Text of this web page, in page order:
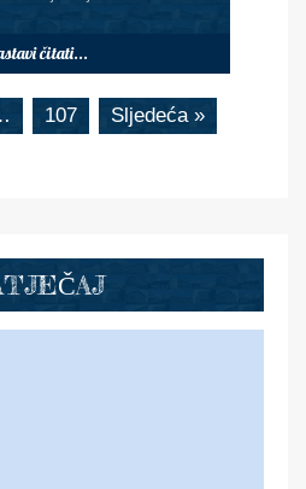
čitati...
107 Sljedeća »